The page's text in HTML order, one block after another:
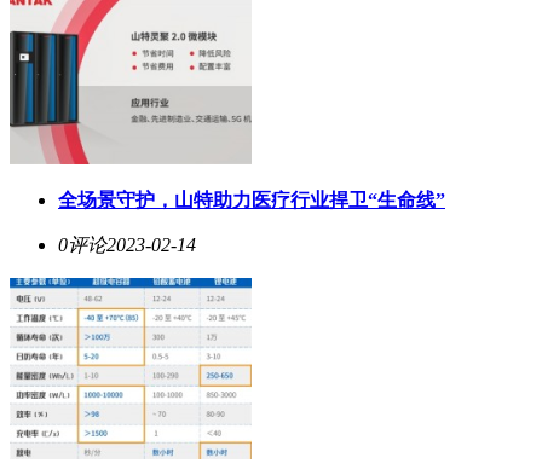
全场景守护，山特助力医疗行业捍卫“生命线”
0评论2023-02-14